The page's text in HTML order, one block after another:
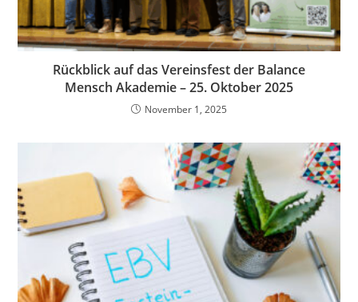
Rückblick auf das Vereinsfest der Balance
Mensch Akademie – 25. Oktober 2025
November 1, 2025